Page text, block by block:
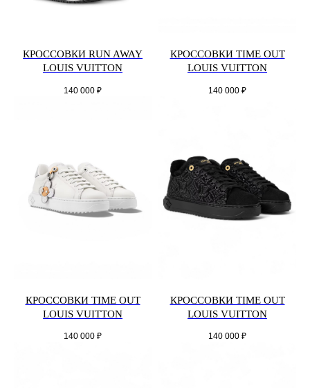
КРОССОВКИ RUN AWAY
LOUIS VUITTON
140 000 ₽
КРОССОВКИ TIME OUT
LOUIS VUITTON
140 000 ₽
КРОССОВКИ TIME OUT
LOUIS VUITTON
140 000 ₽
КРОССОВКИ TIME OUT
LOUIS VUITTON
140 000 ₽